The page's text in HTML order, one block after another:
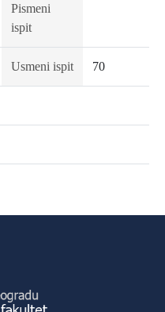
Pismeni
ispit
Usmeni ispit 70